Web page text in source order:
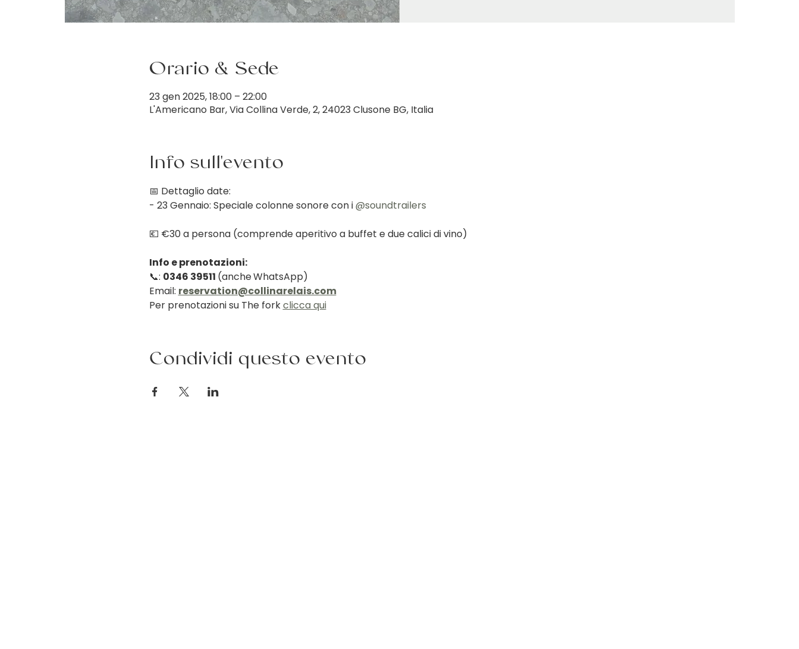
Orario & Sede
23 gen 2025, 18:00 – 22:00
L'Americano Bar, Via Collina Verde, 2, 24023 Clusone BG, Italia
Info sull'evento
📅 Dettaglio date:
- 23 Gennaio: Speciale colonne sonore con i @soundtrailers
💶 €30 a persona (comprende aperitivo a buffet e due calici di vino)
Info e prenotazioni:
📞: 0346 39511 (ancheWhatsApp)
Email: reservation@collinarelais.com
Per prenotazioni su The fork clicca qui
Condividi questo evento